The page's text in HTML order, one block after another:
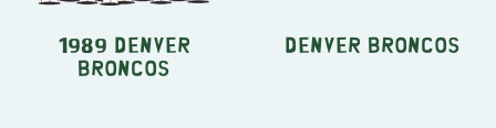
1989 Denver
Broncos
Denver Broncos